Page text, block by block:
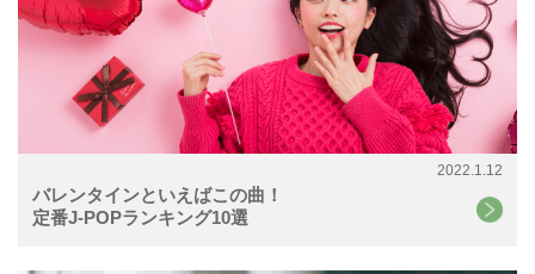
2022.1.12
バレンタインといえばこの曲！
定番J-POPランキング10選